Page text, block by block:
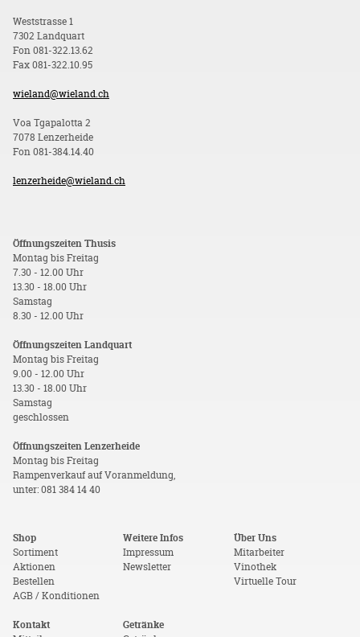
Weststrasse 1
7302 Landquart
Fon 081-322.13.62
Fax 081-322.10.95
wieland@wieland.ch
Voa Tgapalotta 2
7078 Lenzerheide
Fon 081-384.14.40
lenzerheide@wieland.ch
Öffnungszeiten Thusis
Montag bis Freitag
7.30 - 12.00 Uhr
13.30 - 18.00 Uhr
Samstag
8.30 - 12.00 Uhr
Öffnungszeiten Landquart
Montag bis Freitag
9.00 - 12.00 Uhr
13.30 - 18.00 Uhr
Samstag
geschlossen
Öffnungszeiten Lenzerheide
Montag bis Freitag
Rampenverkauf auf Voranmeldung,
unter: 081 384 14 40
Shop
Sortiment
Aktionen
Bestellen
AGB / Konditionen
Weitere Infos
Impressum
Newsletter
Über Uns
Mitarbeiter
Vinothek
Virtuelle Tour
Kontakt
Getränke